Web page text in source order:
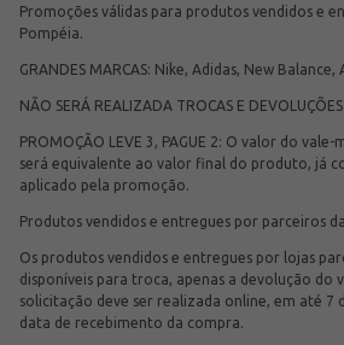
Promoções válidas para produtos vendidos e
Pompéia.
GRANDES MARCAS: Nike, Adidas, New
NÃO SERÁ REALIZADA TROCAS E
PROMOÇÃO LEVE 3, PAGUE 2: O valor do
será equivalente ao valor final do produto, já
aplicado pela promoção.
Produtos vendidos e entregues por parceiros
Os produtos vendidos e entregues por lojas
disponíveis para troca, apenas a devolução do
solicitação deve ser realizada online, em até 7
data de recebimento da compra.